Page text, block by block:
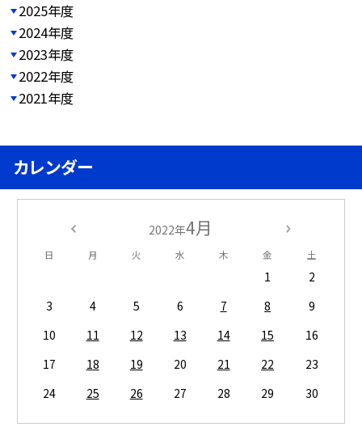
2025年度
2024年度
2023年度
2022年度
2021年度
カレンダー
2022年4月
日 月 火 水 木 金 土
1
2
3
4 5 6 7 8
9
10
11 12 13 14 15
16
17
18 19 20 21 22
23
24
25 26 27 28 29 30